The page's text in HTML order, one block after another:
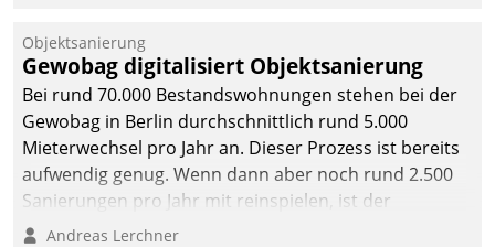
Objektsanierung
Gewobag digitalisiert Objektsanierung
Bei rund 70.000 Bestandswohnungen stehen bei der
Gewobag in Berlin durchschnittlich rund 5.000
Mieterwechsel pro Jahr an. Dieser Prozess ist bereits
aufwendig genug. Wenn dann aber noch rund 2.500
Sanierungen pro Jahr mit reinspielen, ist der
Betreuungs- und Organisationsaufwand immens. Im
Andreas Lerchner